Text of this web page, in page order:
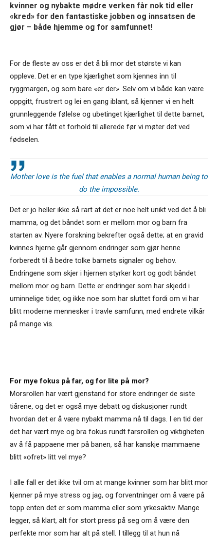
kvinner og nybakte mødre verken får nok tid eller
«kred» for den fantastiske jobben og innsatsen de
gjør – både hjemme og for samfunnet!
For de fleste av oss er det å bli mor det største vi kan
oppleve. Det er en type kjærlighet som kjennes inn til
ryggmargen, og som bare «er der». Selv om vi både kan være
oppgitt, frustrert og lei en gang iblant, så kjenner vi en helt
grunnleggende følelse og ubetinget kjærlighet til dette barnet,
som vi har fått et forhold til allerede før vi møter det ved
fødselen.
Mother love is the fuel that enables a normal human being to
do the impossible.
Det er jo heller ikke så rart at det er noe helt unikt ved det å bli
mamma, og det båndet som er mellom mor og barn fra
starten av. Nyere forskning bekrefter også dette; at en gravid
kvinnes hjerne går gjennom endringer som gjør henne
forberedt til å bedre tolke barnets signaler og behov.
Endringene som skjer i hjernen styrker kort og godt båndet
mellom mor og barn. Dette er endringer som har skjedd i
uminnelige tider, og ikke noe som har sluttet fordi om vi har
blitt moderne mennesker i travle samfunn, med endrete vilkår
på mange vis.
For mye fokus på far, og for lite på mor?
Morsrollen har vært gjenstand for store endringer de siste
tiårene, og det er også mye debatt og diskusjoner rundt
hvordan det er å være nybakt mamma nå til dags. I en tid der
det har vært mye og bra fokus rundt farsrollen og viktigheten
av å få pappaene mer på banen, så har kanskje mammaene
blitt «ofret» litt vel mye?
I alle fall er det ikke tvil om at mange kvinner som har blitt mor
kjenner på mye stress og jag, og forventninger om å være på
topp enten det er som mamma eller som yrkesaktiv. Mange
legger, så klart, alt for stort press på seg om å være den
perfekte mor som har alt på stell. I tillegg til at hun nå